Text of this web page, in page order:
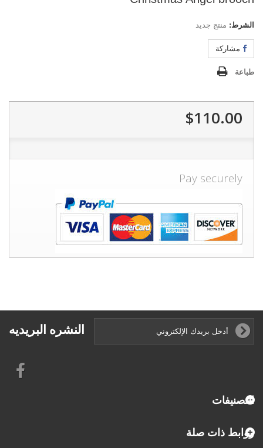
الشرط: منتج جديد
مشاركة
طباعة
$110.00
Pay securely
النشره البريديه
التصنيفات
روابط ذات صلة